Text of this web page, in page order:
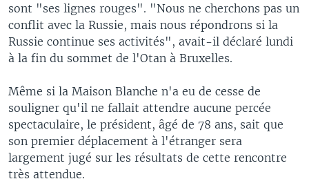
sont "ses lignes rouges". "Nous ne cherchons pas un
conflit avec la Russie, mais nous répondrons si la
Russie continue ses activités", avait-il déclaré lundi
à la fin du sommet de l'Otan à Bruxelles.
Même si la Maison Blanche n'a eu de cesse de
souligner qu'il ne fallait attendre aucune percée
spectaculaire, le président, âgé de 78 ans, sait que
son premier déplacement à l'étranger sera
largement jugé sur les résultats de cette rencontre
très attendue.